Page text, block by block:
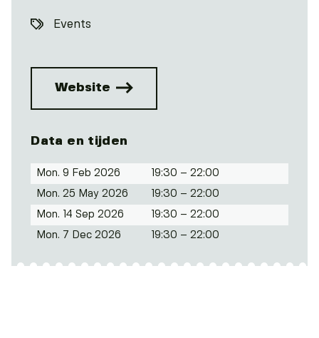
Events
Website
Data en tijden
Mon. 9 Feb 2026 19:30 – 22:00
Mon. 25 May 2026 19:30 – 22:00
Mon. 14 Sep 2026 19:30 – 22:00
Mon. 7 Dec 2026 19:30 – 22:00